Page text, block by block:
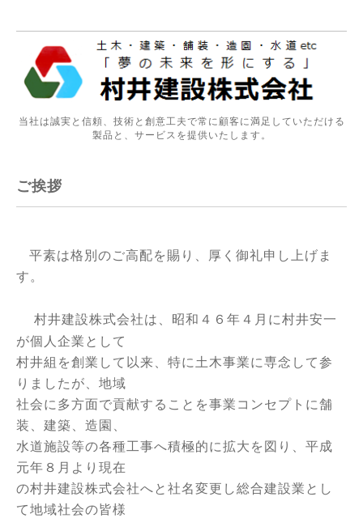
当社は誠実と信頼、技術と創意工夫で常に顧客に満足していただける
製品と、サービスを提供いたします。
ご挨拶
平素は格別のご高配を賜り、厚く御礼申し上げま
す。
村井建設株式会社は、昭和４６年４月に村井安一
が個人企業として
村井組を創業して以来、特に土木事業に専念して参
りましたが、地域
社会に多方面で貢献することを事業コンセプトに舗
装、建築、造園、
水道施設等の各種工事へ積極的に拡大を図り、平成
元年８月より現在
の村井建設株式会社へと社名変更し総合建設業とし
て地域社会の皆様